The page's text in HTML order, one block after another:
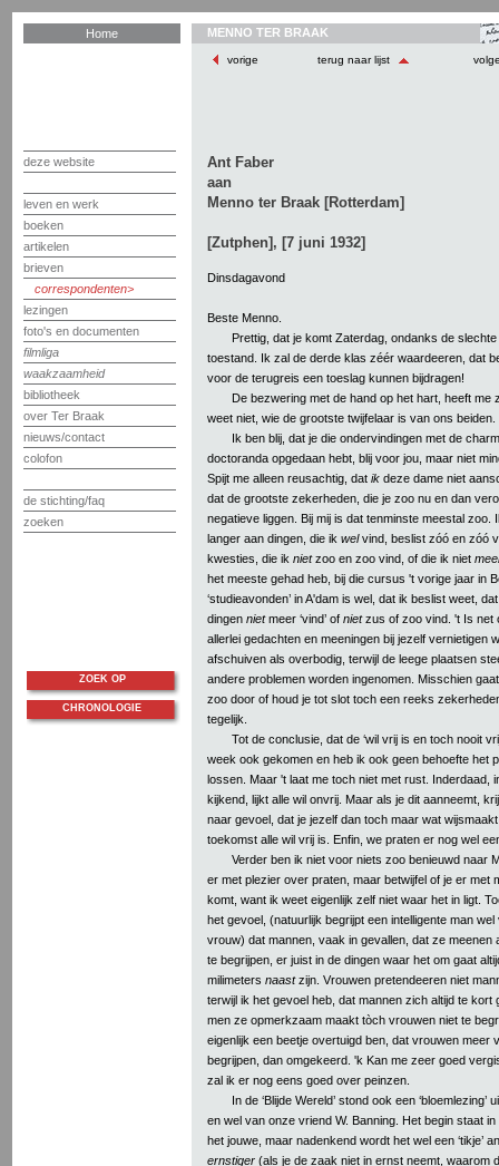
Home
deze website
leven en werk
boeken
artikelen
brieven
correspondenten
lezingen
foto's en documenten
filmliga
waakzaamheid
bibliotheek
over Ter Braak
nieuws/contact
colofon
de stichting/faq
zoeken
MENNO TER BRAAK
vorige terug naar lijst
Ant Faber
aan
Menno ter Braak [Rotterdam]
[Zutphen], [7 juni 1932]
Dinsdagavond
Beste Menno.
Prettig, dat je komt Zaterdag, ondanks de slechte
toestand. Ik zal de derde klas zéér waardeeren, dat
voor de terugreis een toeslag kunnen bijdragen!
De bezwering met de hand op het hart, heeft me
weet niet, wie de grootste twijfelaar is van ons beiden.
Ik ben blij, dat je die ondervindingen met de
doctoranda opgedaan hebt, blij voor jou, maar niet
Spijt me alleen reusachtig, dat ik deze dame niet
dat de grootste zekerheden, die je zoo nu en dan
negatieve liggen. Bij mij is dat tenminste meestal zoo.
langer aan dingen, die ik welvind, beslist zóó en zóó
kwesties, die ik nietzoo en zoo vind, of die ik niet
het meeste gehad heb, bij die cursus 't vorige jaar in
‘studieavonden’ in A'dam is wel, dat ik beslist weet,
dingen nietmeer ‘vind’ of nietzus of zoo vind. 't Is net
allerlei gedachten en meeningen bij jezelf vernietigen
afschuiven als overbodig, terwijl de leege plaatsen
andere problemen worden ingenomen. Misschien
zoo door of houd je tot slot toch een reeks
tegelijk.
Tot de conclusie, dat de ‘wil vrij is en toch nooit
week ook gekomen en heb ik ook geen behoefte het
lossen. Maar 't laat me toch niet met rust. Inderdaad,
kijkend, lijkt alle wil onvrij. Maar als je dit aanneemt,
naar gevoel, dat je jezelf dan toch maar wat
toekomst alle wil vrij is. Enfin, we praten er nog wel
Verder ben ik niet voor niets zoo benieuwd naar
er met plezier over praten, maar betwijfel of je er met
komt, want ik weet eigenlijk zelf niet waar het in ligt.
het gevoel, (natuurlijk begrijpt een intelligente man wel
vrouw) dat mannen, vaak in gevallen, dat ze meenen
te begrijpen, er juist in de dingen waar het om gaat
milimeters naastzijn. Vrouwen pretendeeren niet
terwijl ik het gevoel heb, dat mannen zich altijd te kort
men ze opmerkzaam maakt tòch vrouwen niet te
eigenlijk een beetje overtuigd ben, dat vrouwen meer
begrijpen, dan omgekeerd. 'k Kan me zeer goed
zal ik er nog eens goed over peinzen.
In de ‘Blijde Wereld’ stond ook een ‘bloemlezing’
en wel van onze vriend W. Banning. Het begin staat
het jouwe, maar nadenkend wordt het wel een ‘tikje’
ernstiger (als je de zaak niet in ernst neemt, waarom
ZOEK OP
CHRONOLOGIE